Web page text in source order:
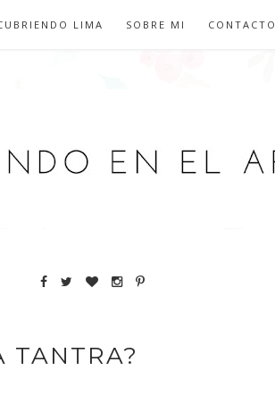
LIMA SOBRE MI CONTACTO
TANTRA?